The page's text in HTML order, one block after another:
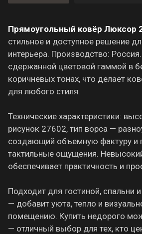
Прямоугольный ковёр Люксор
стильное и доступное решение
интерьера. Производство:
сдержанной цветовой гаммой в
коричневых тонах, что делает
для любого стиля.
Технические характеристики:
рисунок 27602, тип ворса —
создающий объемную фактуру и
тактильные ощущения.
обеспечивает практичность и
Подходит для гостиной, спальни
— добавит уюта, тепло и
помещению. Купить недорого
— отличный выбор для тех, кто